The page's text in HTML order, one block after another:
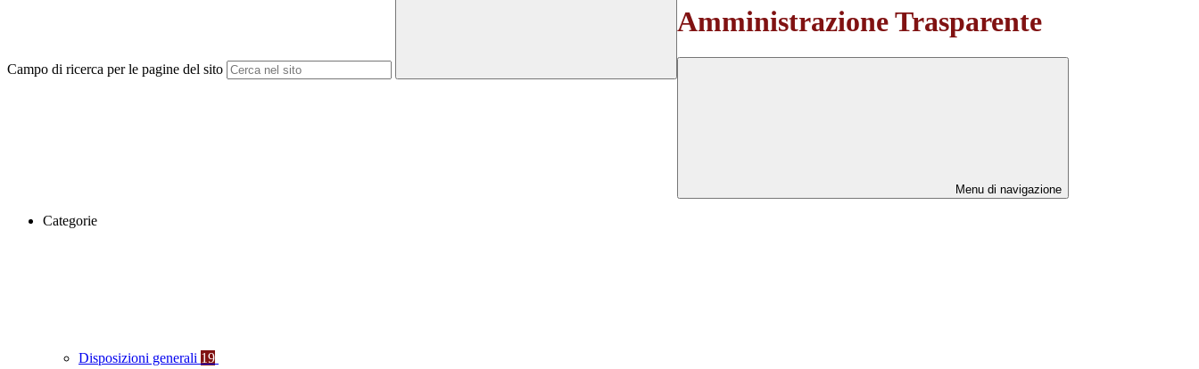
Campo di ricerca per le pagine del sito
Amministrazione Trasparente
Menu di navigazione
Categorie
Disposizioni generali 19